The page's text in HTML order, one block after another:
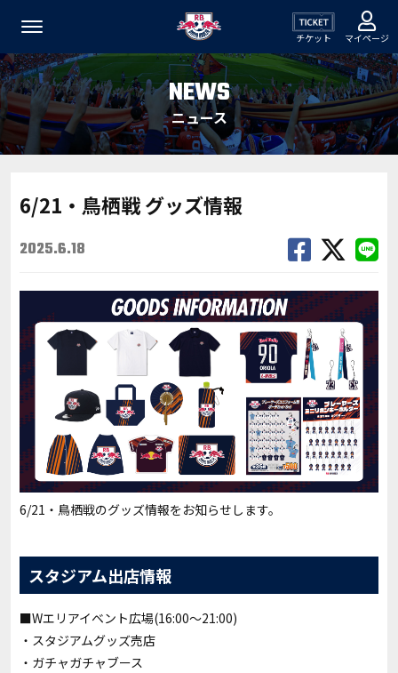
チケット マイページ
NEWS
ニュース
6/21・鳥栖戦 グッズ情報
2025.6.18
6/21・鳥栖戦のグッズ情報をお知らせします。
スタジアム出店情報
■Wエリアイベント広場(16:00～21:00)
・スタジアムグッズ売店
・ガチャガチャブース